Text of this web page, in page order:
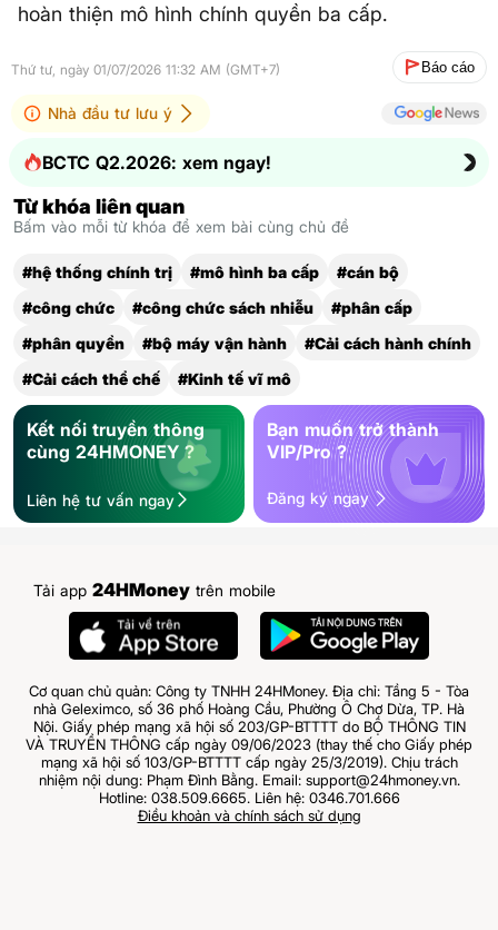
hoàn thiện mô hình chính quyền ba cấp.
Thứ tư, ngày 01/07/2026 11:32 AM (GMT+7) Báo cáo
Nhà đầu tư lưu ý
BCTC Q2.2026: xem ngay!
Từ khóa liên quan
Bấm vào mỗi từ khóa để xem bài cùng chủ đề
#hệ thống chính trị #mô hình ba cấp
#cán bộ
#công chức
#công chức sách nhiễu
#phân cấp
#phân quyền
#bộ máy vận hành
#Cải cách hành chính
#Cải cách thể chế
#Kinh tế vĩ mô
Kết nối truyền thông
cùng 24HMONEY ?
Liên hệ tư vấn ngay
Bạn muốn trở thành
VIP/Pro ?
Đăng ký ngay
Tải app 24HMoney trên mobile
Cơ quan chủ quản: Công ty TNHH 24HMoney. Địa chỉ: Tầng 5 - Tòa
nhà Geleximco, số 36 phố Hoàng Cầu, Phường Ô Chợ Dừa, TP. Hà
Nội. Giấy phép mạng xã hội số 203/GP-BTTTT do BỘ THÔNG TIN
VÀ TRUYỀN THÔNG cấp ngày 09/06/2023 (thay thế cho Giấy phép
mạng xã hội số 103/GP-BTTTT cấp ngày 25/3/2019). Chịu trách
nhiệm nội dung: Phạm Đình Bằng. Email: support@24hmoney.vn.
Hotline: 038.509.6665. Liên hệ: 0346.701.666
Điều khoản và chính sách sử dụng